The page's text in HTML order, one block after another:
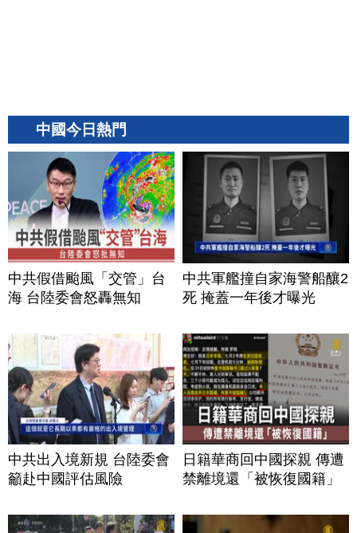
中國今日熱門
中共假借颱風「交管」台
海 台陸委會怒轟無知
中共軍艦撞自家海警船釀2
死 掩蓋一年後才曝光
中共出入境新規 台陸委會
籲赴中國評估風險
日籍華商回中國探親 傳遭
禁離境還「被恢復國籍」